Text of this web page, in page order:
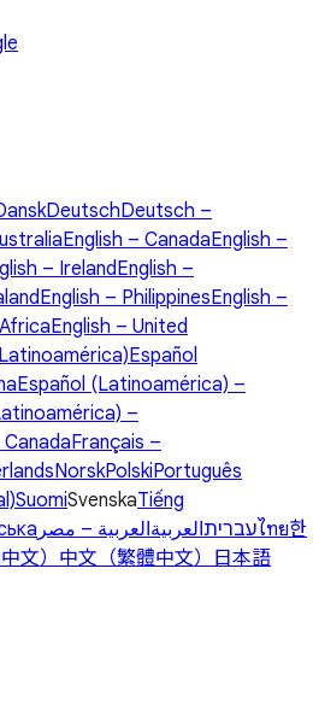
DeutschDeutsch –
English – CanadaEnglish –
– IrelandEnglish –
English – PhilippinesEnglish –
English – United
Español
Español (Latinoamérica) –
–
Français –
NorskPolskiPortuguês
SuomiSvenskaTiếng
עבריתالعربيةالعربية – مصر ไทย한
文） 中文（繁體中文） 日本語